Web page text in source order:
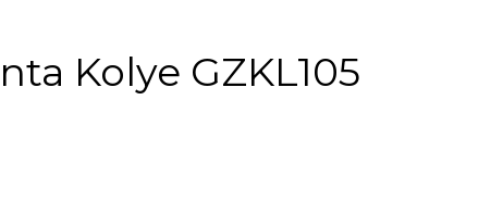
Kolye GZKL105